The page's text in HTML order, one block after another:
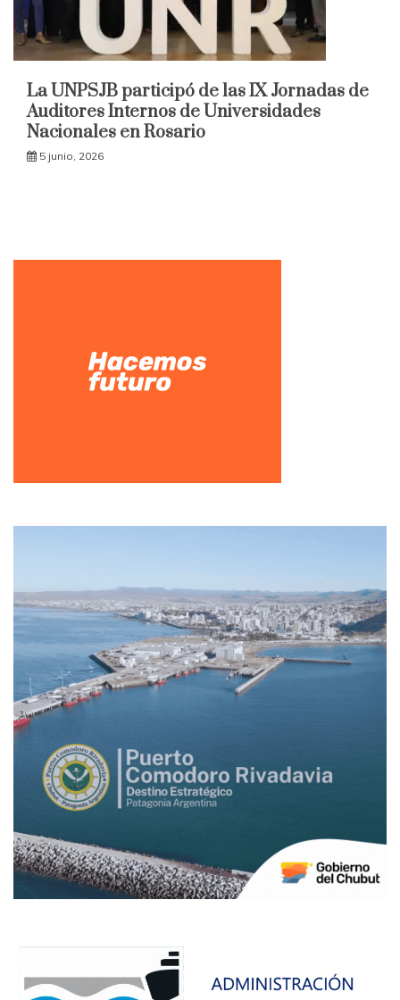
La UNPSJB participó de las IX Jornadas de
Auditores Internos de Universidades
Nacionales en Rosario
5 junio, 2026